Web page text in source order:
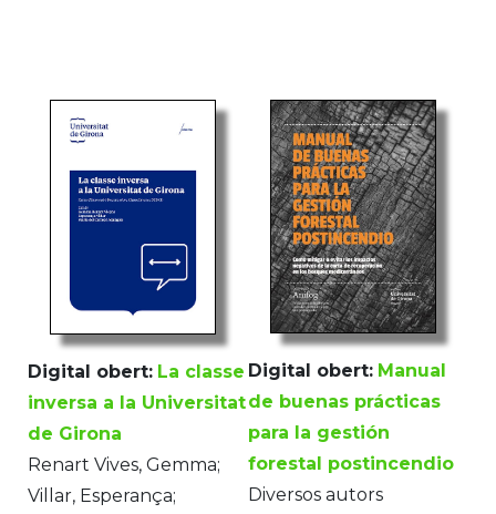
Digital obert: La classe
inversa a la Universitat
de Girona
Renart Vives, Gemma;
Villar, Esperança;
Digital obert: Manual
de buenas prácticas
para la gestión
forestal postincendio
Diversos autors